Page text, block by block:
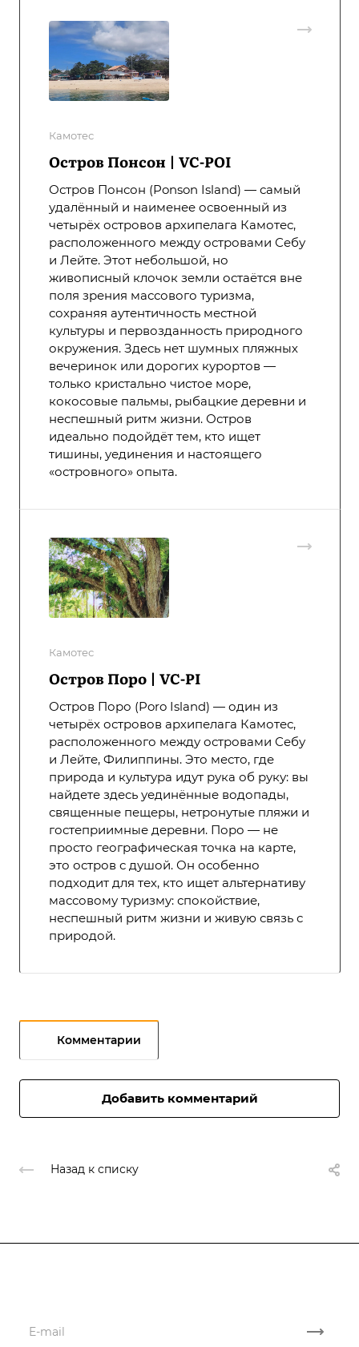
Камотес
Остров Понсон | VC-POI
Остров Понсон (Ponson Island) — самый
удалённый и наименее освоенный из
четырёх островов архипелага Камотес,
расположенного между островами Себу
и Лейте. Этот небольшой, но
живописный клочок земли остаётся вне
поля зрения массового туризма,
сохраняя аутентичность местной
культуры и первозданность природного
окружения. Здесь нет шумных пляжных
вечеринок или дорогих курортов —
только кристально чистое море,
кокосовые пальмы, рыбацкие деревни и
неспешный ритм жизни. Остров
идеально подойдёт тем, кто ищет
тишины, уединения и настоящего
«островного» опыта.
Камотес
Остров Поро | VC-PI
Остров Поро (Poro Island) — один из
четырёх островов архипелага Камотес,
расположенного между островами Себу
и Лейте, Филиппины. Это место, где
природа и культура идут рука об руку: вы
найдете здесь уединённые водопады,
священные пещеры, нетронутые пляжи и
гостеприимные деревни. Поро — не
просто географическая точка на карте,
это остров с душой. Он особенно
подходит для тех, кто ищет альтернативу
массовому туризму: спокойствие,
неспешный ритм жизни и живую связь с
природой.
Комментарии
Добавить комментарий
Назад к списку